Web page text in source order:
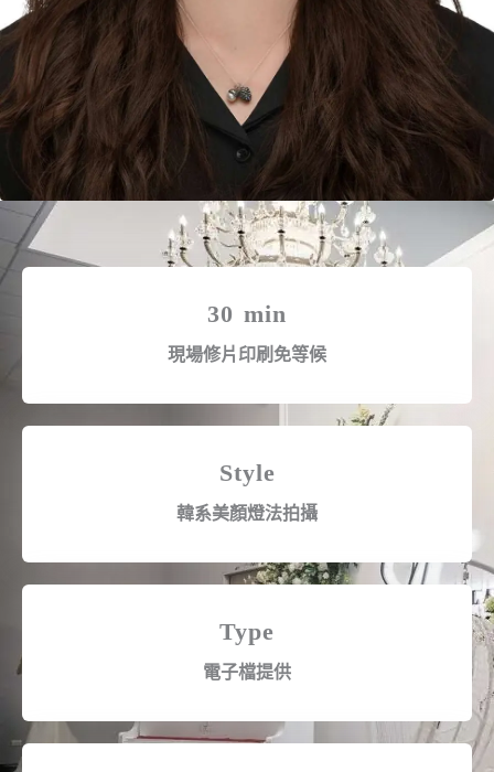
30 min
現場修片印刷免等候
Style
韓系美顏燈法拍攝
Type
電子檔提供